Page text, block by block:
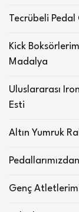
Tecrübeli Pedal
Kick
Madalya
Uluslararası
Esti
Altın Yumruk
Genç